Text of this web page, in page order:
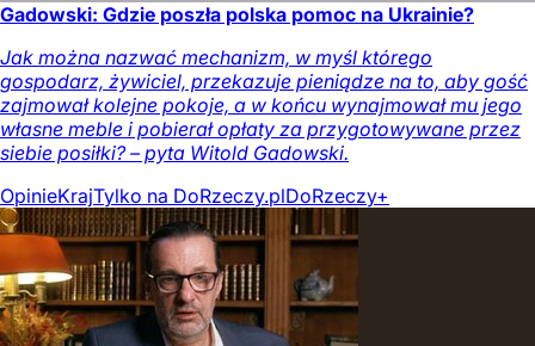
Gadowski: Gdzie poszła polska pomoc na Ukrainie?
Jak można nazwać mechanizm, w myśl którego
gospodarz, żywiciel, przekazuje pieniądze na to, aby gość
zajmował kolejne pokoje, a w końcu wynajmował mu jego
własne meble i pobierał opłaty za przygotowywane przez
siebie posiłki? – pyta Witold Gadowski.
OpinieKrajTylko na DoRzeczy.plDoRzeczy+